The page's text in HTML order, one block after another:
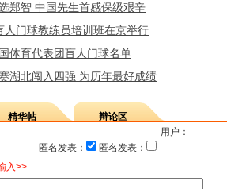
郑智 中国先生首感保级艰辛
人门球教练员培训班在京举行
体育代表团盲人门球名单
湖北闯入四强 为历年最好成绩
精华帖
辩论区
用户：
匿名发表：
匿名发表：
入>>